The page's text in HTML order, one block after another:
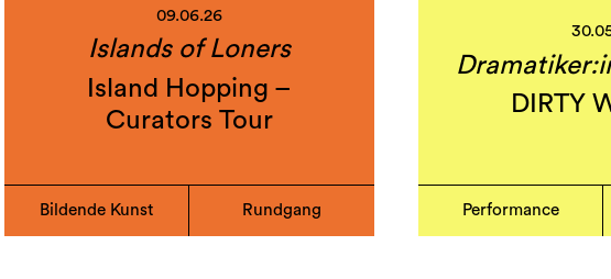
09.06.26
Islands of Loners
Island Hopping –
Curators Tour
Bildende Kunst Rundgang
DIRTY
Performance